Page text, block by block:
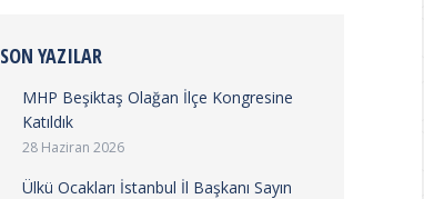
SON YAZILAR
MHP Beşiktaş Olağan İlçe Kongresine
Katıldık
28 Haziran 2026
Ülkü Ocakları İstanbul İl Başkanı Sayın